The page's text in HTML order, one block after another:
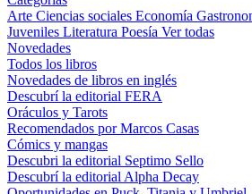
Arte Ciencias sociales Economía
Juveniles Literatura Poesía Ver todas
Novedades
Todos los libros
Novedades de libros en inglés
Descubrí la editorial FERA
Oráculos y Tarots
Recomendados por Marcos Casas
Cómics y mangas
Descubri la editorial Septimo Sello
Descubrí la editorial Alpha Decay